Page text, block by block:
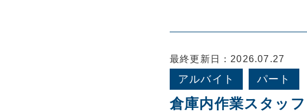
最終更新日：2026.07.27
アルバイト パート
倉庫内作業スタッフ